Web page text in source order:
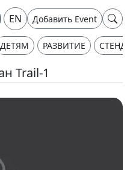
EN Добавить Event
ДЕТЯМ РАЗВИТИЕ
Trail-1